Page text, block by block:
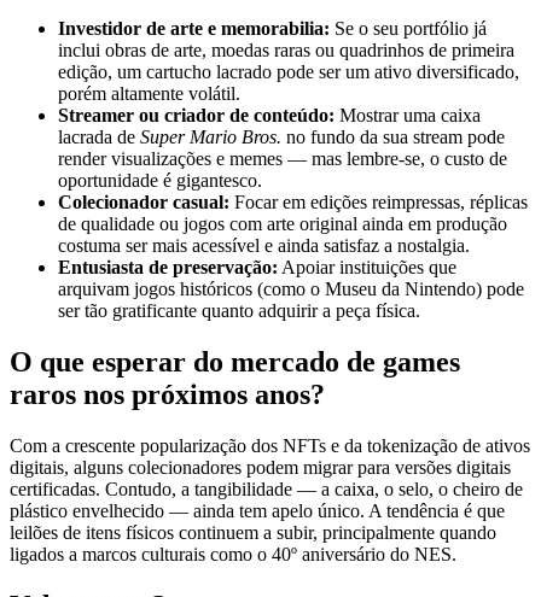
Investidor de arte e memorabilia: Se o seu portfólio já
inclui obras de arte, moedas raras ou quadrinhos de primeira
edição, um cartucho lacrado pode ser um ativo diversificado,
porém altamente volátil.
Streamer ou criador de conteúdo: Mostrar uma caixa
lacrada de Super Mario Bros. no fundo da sua stream pode
render visualizações e memes — mas lembre-se, o custo de
oportunidade é gigantesco.
Colecionador casual: Focar em edições reimpressas, réplicas
de qualidade ou jogos com arte original ainda em produção
costuma ser mais acessível e ainda satisfaz a nostalgia.
Entusiasta de preservação: Apoiar instituições que
arquivam jogos históricos (como o Museu da Nintendo) pode
ser tão gratificante quanto adquirir a peça física.
O que esperar do mercado de games
raros nos próximos anos?
Com a crescente popularização dos NFTs e da tokenização de ativos
digitais, alguns colecionadores podem migrar para versões digitais
certificadas. Contudo, a tangibilidade — a caixa, o selo, o cheiro de
plástico envelhecido — ainda tem apelo único. A tendência é que
leilões de itens físicos continuem a subir, principalmente quando
ligados a marcos culturais como o 40º aniversário do NES.